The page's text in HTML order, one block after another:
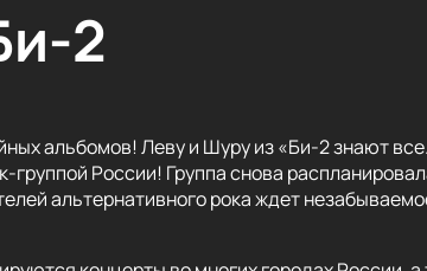
2
альбомов! Леву и Шуру из «Би-2 знают
России! Группа снова
альтернативного рока ждет